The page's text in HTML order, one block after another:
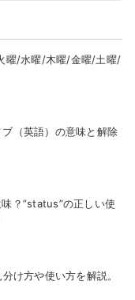
曜/水曜/木曜/金曜/土曜/
（英語）の意味と解除
？”status”の正しい使
け方や使い方を解説。